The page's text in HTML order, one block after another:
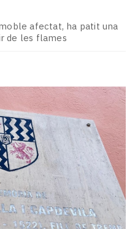
afectat, ha patit una
de les flames